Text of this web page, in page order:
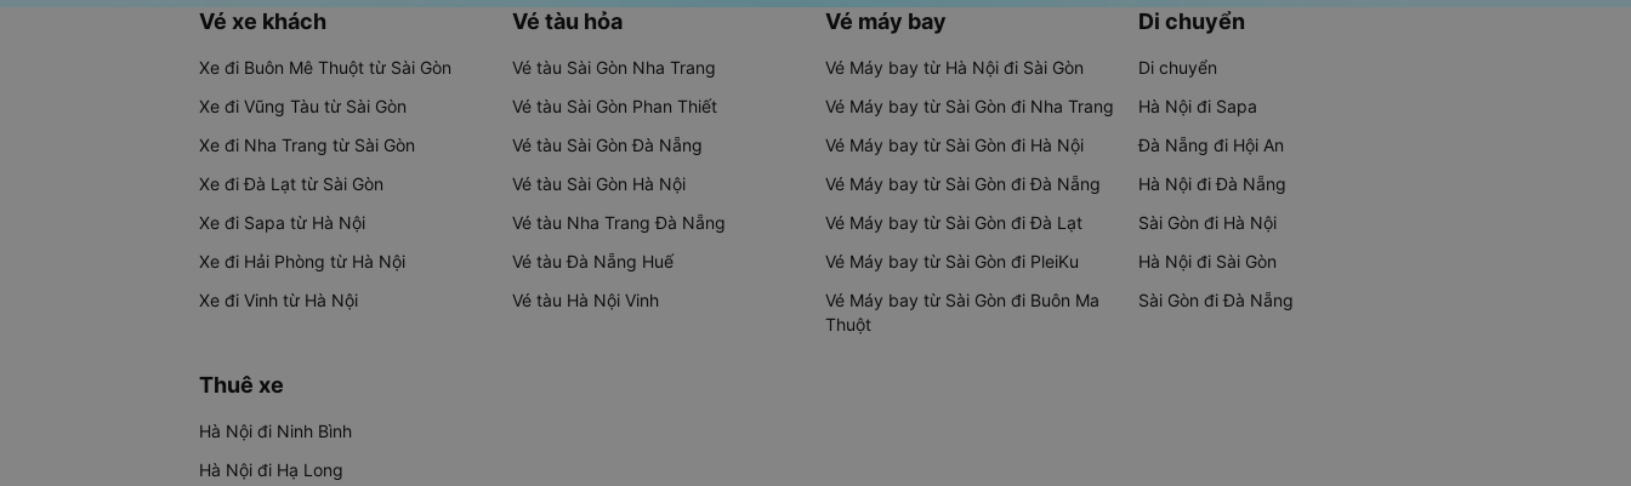
Vé xe khách
Xe đi Buôn Mê Thuột từ Sài Gòn
Xe đi Vũng Tàu từ Sài Gòn
Xe đi Nha Trang từ Sài Gòn
Xe đi Đà Lạt từ Sài Gòn
Xe đi Sapa từ Hà Nội
Xe đi Hải Phòng từ Hà Nội
Xe đi Vinh từ Hà Nội
Vé tàu hỏa
Vé tàu Sài Gòn Nha Trang
Vé tàu Sài Gòn Phan Thiết
Vé tàu Sài Gòn Đà Nẵng
Vé tàu Sài Gòn Hà Nội
Vé tàu Nha Trang Đà Nẵng
Vé tàu Đà Nẵng Huế
Vé tàu Hà Nội Vinh
Vé máy bay
Vé Máy bay từ Hà Nội đi Sài Gòn
Vé Máy bay từ Sài Gòn đi Nha Trang
Vé Máy bay từ Sài Gòn đi Hà Nội
Vé Máy bay từ Sài Gòn đi Đà Nẵng
Vé Máy bay từ Sài Gòn đi Đà Lạt
Vé Máy bay từ Sài Gòn đi PleiKu
Vé Máy bay từ Sài Gòn đi Buôn Ma
Thuột
Di chuyển
Di chuyển
Hà Nội đi Sapa
Đà Nẵng đi Hội An
Hà Nội đi Đà Nẵng
Sài Gòn đi Hà Nội
Hà Nội đi Sài Gòn
Sài Gòn đi Đà Nẵng
Thuê xe
Hà Nội đi Ninh Bình
Hà Nội đi Hạ Long